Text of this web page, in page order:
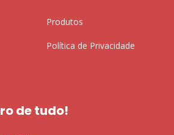
Produtos
Política de Privacidade
de tudo!